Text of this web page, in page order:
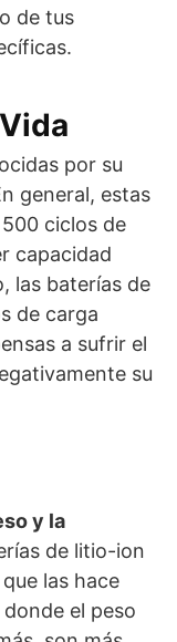
de tus
por su
general, estas
ciclos de
capacidad
las baterías de
de carga
a sufrir el
su
y la
de litio-ion
las hace
el peso